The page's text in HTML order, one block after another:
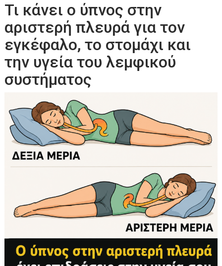
Τι κάνει ο ύπνος στην
αριστερή πλευρά για τον
εγκέφαλο, το στομάχι και
την υγεία του λεμφικού
συστήματος